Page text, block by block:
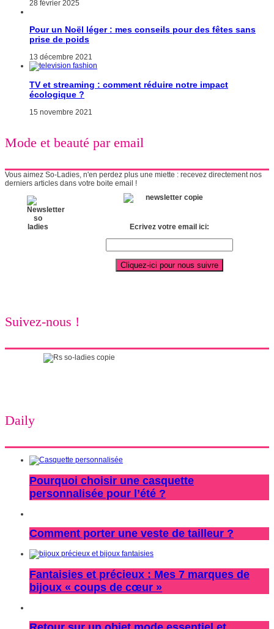
28 février 2025
Pour un Noël léger : mes conseils pour des fêtes sans
prise de poids
13 décembre 2021
TV et streaming : comment réduire notre impact
écologique ?
15 novembre 2021
Mode et beauté par email
Vous aimez So-Ladies, n'en perdez plus une miette : recevez directement nos
derniers articles dans votre boite email !
Ecrivez votre email ici:
Suivez-nous !
Daily
Pourquoi choisir une casquette
personnalisée pour l’été ?
Comment porter une veste de tailleur ?
Fantaisies et précieux : Mes 7 marques de
bijoux « coups de cœur »